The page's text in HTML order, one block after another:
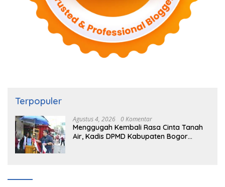
Terpopuler
Agustus 4, 2026 0 Komentar
Menggugah Kembali Rasa Cinta Tanah
Air, Kadis DPMD Kabupaten Bogor